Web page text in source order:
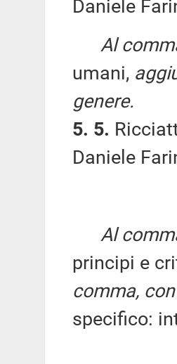
Daniele
Al
umani,
genere.
5. 5.
Daniele
Al
principi e
comma,
specifico: